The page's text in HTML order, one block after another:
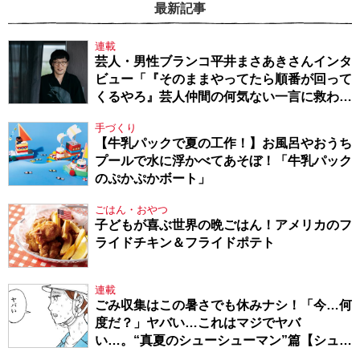
最新記事
連載
芸人・男性ブランコ平井まさあきさんインタ
ビュー「『そのままやってたら順番が回って
くるやろ』芸人仲間の何気ない一言に救われ
手づくり
【牛乳パックで夏の工作！】お風呂やおうち
プールで水に浮かべてあそぼ！「牛乳パック
のぷかぷかボート」
ごはん・おやつ
子どもが喜ぶ世界の晩ごはん！アメリカのフ
ライドチキン＆フライドポテト
連載
ごみ収集はこの暑さでも休みナシ！「今…何
度だ？」ヤバい…これはマジでヤバ
い…。“真夏のシューシューマン”篇【シュー